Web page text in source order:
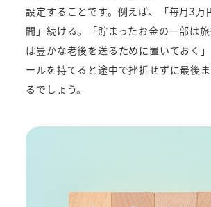
設定することです。例えば、「毎月3万
間」続ける。「貯まったお金の一部は
は豊かな老後を送るために置いておく
ールを持てると途中で挫折せずに最後
るでしょう。